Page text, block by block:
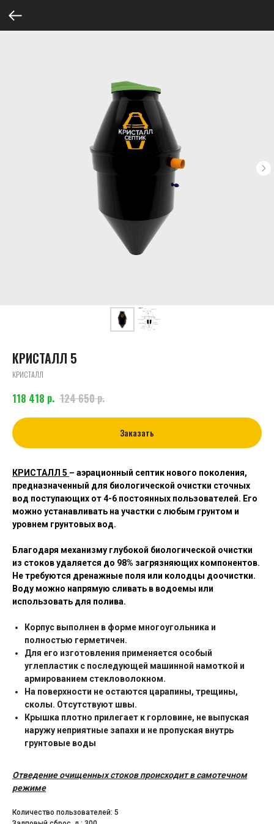
КРИСТАЛЛ 5
КРИСТАЛЛ
118 418 р. 124 650р.
Заказать
КРИСТАЛЛ 5 – аэрационный септик нового поколения,
предназначенный для биологической очистки сточных
вод поступающих от 4-6 постоянных пользователей. Его
можно устанавливать на участки с любым грунтом и
уровнем грунтовых вод.
Благодаря механизму глубокой биологической очистки
из стоковудаляется до 98% загрязняющих компонентов.
Не требуются дренажные поля или колодцы доочистки.
Воду можно напрямую сливать в водоемы или
использовать для полива.
Корпус выполнен в форме многоугольника и
полностью герметичен.
Для его изготовления применяется особый
углепластик с последующей машинной намоткой и
армированием стекловолокном.
На поверхности не остаются царапины, трещины,
сколы. Отсутствуют швы.
Крышка плотно прилегает к горловине, не выпуская
наружу неприятные запахи и не пропуская внутрь
грунтовые воды
Отведение очищенных стоков происходит в самотечном
режиме
Количество пользователей: 5